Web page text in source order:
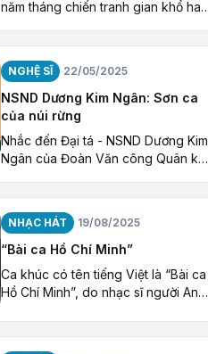
năm tháng chiến tranh gian khổ hay
sống bình dị
NGHỆ SĨ 22/05/2025
NSND Dương Kim Ngân: Sơn ca
của núi rừng
Nhắc đến Đại tá - NSND Dương Kim
Ngân của Đoàn Văn công Quân khu
NHẠC HÁT 19/08/2025
“Bài ca Hồ Chí Minh”
Ca khúc có tên tiếng Việt là “Bài ca
Hồ Chí Minh”, do nhạc sĩ người Anh